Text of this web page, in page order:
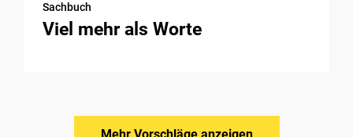
Sachbuch
Viel mehr als Worte